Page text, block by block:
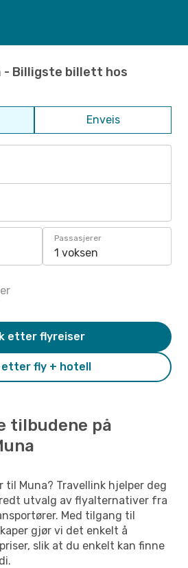
- Billigste billett hos
Enveis
Passasjerer
1 voksen
etter fly + hotell
etter flyreiser
tilbudene på
til Muna? Travellink hjelper deg
utvalg av flyalternativer fra
Med tilgang til
gjør vi det enkelt å
slik at du enkelt kan finne